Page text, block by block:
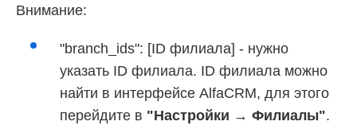
Внимание:
"branch_ids": [ID филиала] - нужно
указать ID филиала. ID филиала можно
найти в интерфейсе AlfaCRM, для этого
перейдите в "Настройки → Филиалы".